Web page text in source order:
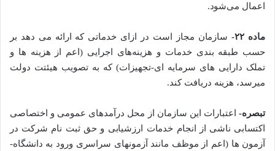
اعمال می‌­شود.
ماده ۲۲-
سازمان مجاز است در ازای خدماتی که ارائه می ­دهد بر
حسب طبقه­‌ بندی خدمات و هزینه‌های اجرایی (اعم از هزینه­ ها و
تملک دارایی‌­ های سرمایه ­ای-تجهیزات) که به تصویب هیئتت دولت
می­رسد، هزینه دریافت کند.
تبصره-اعتبارات این سازمان از محل درآمد‌های عمومی و اختصاصی
اکتسابی ناشی از انجام خدمات ارزشیابی و حق ثبت نام شرکت در
آزمون­ ها (اعم از موظف مانند آزمون­های سراسری ورود به دانشگاه­